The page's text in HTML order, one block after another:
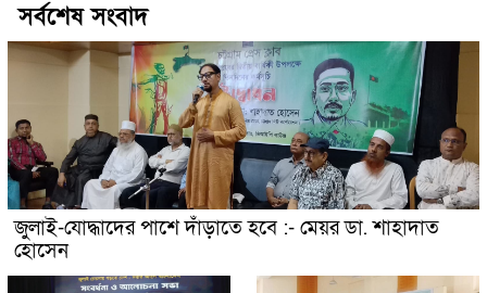
সর্বশেষ সংবাদ
জুলাই-যোদ্ধাদের পাশে দাঁড়াতে হবে :- মেয়র ডা. শাহাদাত
হোসেন